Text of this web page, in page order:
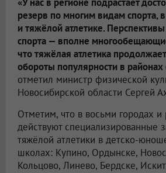
«У нас в регионе подрастает
резерв по многим видам спорта,
и тяжёлой атлетике.
спорта — вполне
что тяжёлая атлетика
обороты популярности в районах
отметил министр физической
Новосибирской области Сергей
Отметим, что в восьми городах и
действуют специализированные
тяжёлой атлетики в детско-
школах: Купино, Ордынске,
Кольцово, Линево, Бердске,